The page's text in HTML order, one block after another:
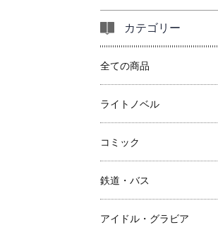
カテゴリー
全ての商品
ライトノベル
コミック
鉄道・バス
アイドル・グラビア